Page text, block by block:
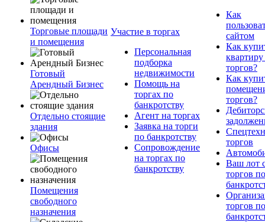
Торговые площади
и помещения
Готовый
Арендный Бизнес
Отдельно стоящие
здания
Офисы
Помещения
свободного
назначения
Участие в торгах
Персональная
подборка
недвижимости
Помощь на
торгах по
банкротству
Агент на торгах
Заявка на торги
по банкротству
Сопровождение
на торгах по
банкротству
Как
сайтом
Как
квартиру
торгов?
Как
торгов?
торгов
Ваш лот
торгов по
торгов по